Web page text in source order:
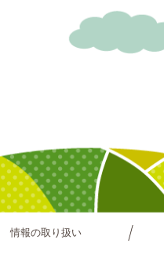
情報の取り扱い